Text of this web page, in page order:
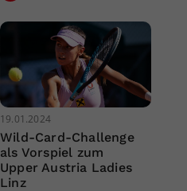
19.01.2024
Wild-Card-Challenge
als Vorspiel zum
Upper Austria Ladies
Linz